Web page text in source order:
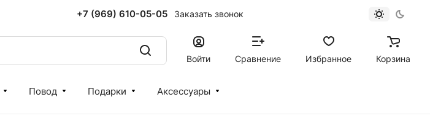
+7 (969) 610-05-05 Заказать звонок
Войти Сравнение Избранное Корзина
Повод Подарки Аксессуары